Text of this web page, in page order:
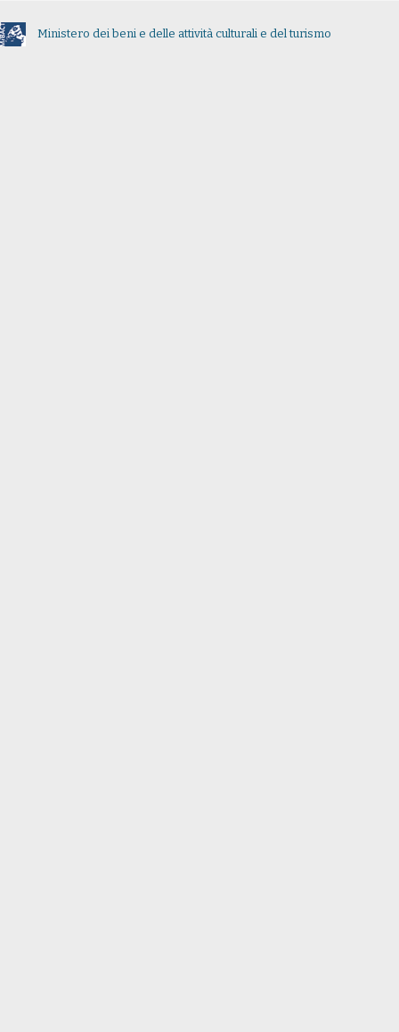
Ministero dei beni e delle attività culturali e del turismo